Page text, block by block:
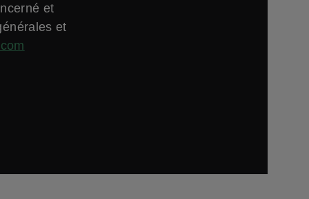
et
et